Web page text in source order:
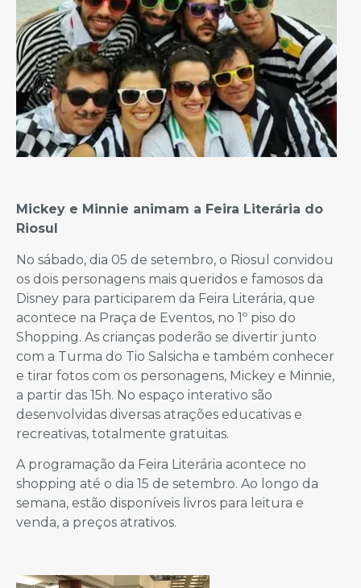
Mickey e Minnie animam a Feira Literária do
Riosul
No sábado, dia 05 de setembro, o Riosul convidou
os dois personagens mais queridos e famosos da
Disney para participarem da Feira Literária, que
acontece na Praça de Eventos, no 1º piso do
Shopping. As crianças poderão se divertir junto
com a Turma do Tio Salsicha e também conhecer
e tirar fotos com os personagens, Mickey e Minnie,
a partir das 15h. No espaço interativo são
desenvolvidas diversas atrações educativas e
recreativas, totalmente gratuitas.
A programação da Feira Literária acontece no
shopping até o dia 15 de setembro. Ao longo da
semana, estão disponíveis livros para leitura e
venda, a preços atrativos.